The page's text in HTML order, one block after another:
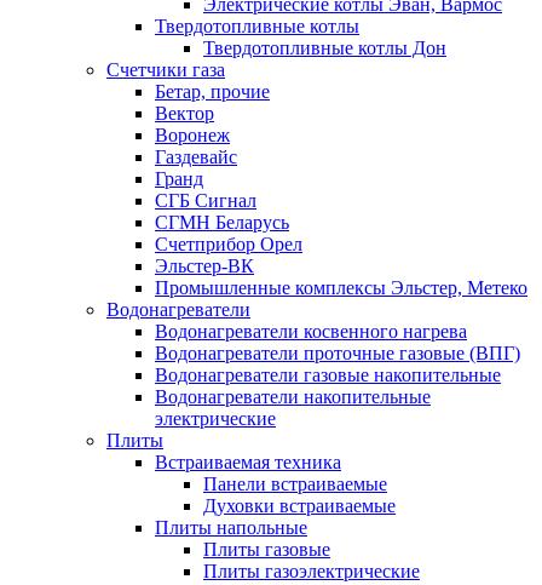
Электрические котлы Эван, Вармос
Твердотопливные котлы
Твердотопливные котлы Дон
Счетчики газа
Бетар, прочие
Вектор
Воронеж
Газдевайс
Гранд
СГБ Сигнал
СГМН Беларусь
Счетприбор Орел
Эльстер-ВК
Промышленные комплексы Эльстер, Метеко
Водонагреватели
Водонагреватели косвенного нагрева
Водонагреватели проточные газовые (ВПГ)
Водонагреватели газовые накопительные
Водонагреватели накопительные
электрические
Плиты
Встраиваемая техника
Панели встраиваемые
Духовки встраиваемые
Плиты напольные
Плиты газовые
Плиты газоэлектрические